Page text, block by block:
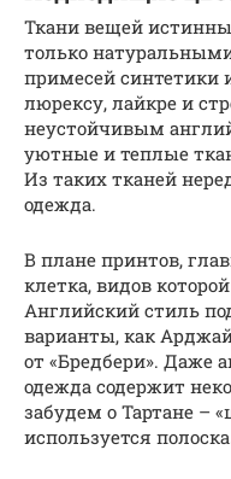
Ткани вещей
только
примесей синтетики
люрексу, лайкре и
неустойчивым
уютные и теплые
Из таких тканей
одежда.
В плане принтов,
клетка, видов
Английский стиль
варианты, как
от «Бредбери». Даже
одежда содержит
забудем о Тартане –
используется